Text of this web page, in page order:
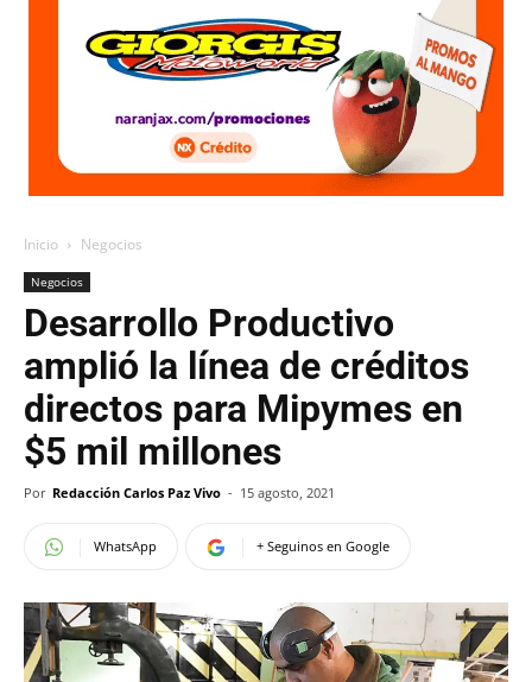
Inicio Negocios
Negocios
Desarrollo Productivo
amplió la línea de créditos
directos para Mipymes en
$5 mil millones
Por Redacción Carlos Paz Vivo - 15 agosto, 2021
WhatsApp + Seguinos en Google